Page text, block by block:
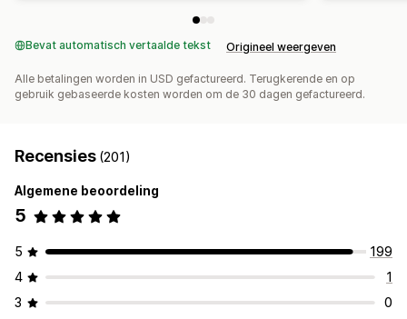
Bevat automatisch vertaalde tekst Origineel weergeven
Alle betalingen worden in USD gefactureerd. Terugkerende en op
gebruik gebaseerde kosten worden om de 30 dagen gefactureerd.
Recensies (201)
Algemene beoordeling
5
5
199
4
1
3
0